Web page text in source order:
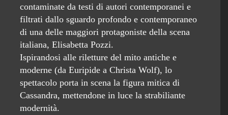
contaminate da testi di autori contemporanei e
filtrati dallo sguardo profondo e contemporaneo
di una delle maggiori protagoniste della scena
italiana, Elisabetta Pozzi.
Ispirandosi alle riletture del mito antiche e
moderne (da Euripide a Christa Wolf), lo
spettacolo porta in scena la figura mitica di
Cassandra, mettendone in luce la strabiliante
modernità.